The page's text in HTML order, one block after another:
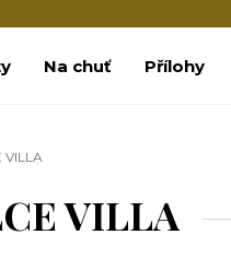
Na chuť Přílohy
VILLA
VILLA